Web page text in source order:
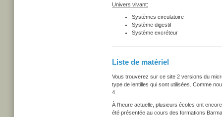
Univers vivant:
Systèmes circulatoire
Système digestif
Système excréteur
Liste de matériel
Vous trouverez sur ce site 2 versions du
type de lentilles qui sont utilisées. Comme
4.
À l’heure actuelle, plusieurs écoles ont
été présentée au cours des formations